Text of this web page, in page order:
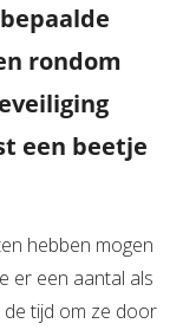
rondom
een beetje
hebben mogen
er een aantal als
tijd om ze door